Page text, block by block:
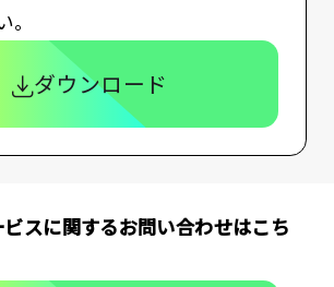
。
ダウンロード
ビスに関するお問い合わせはこち